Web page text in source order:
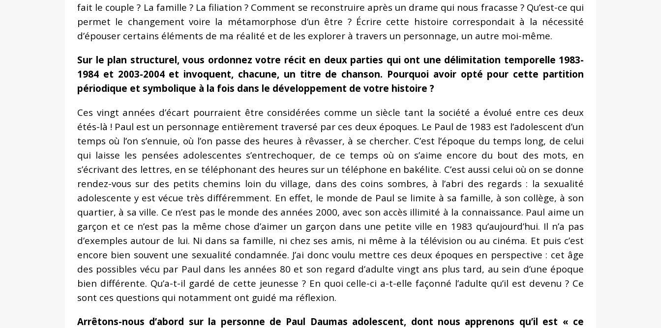
fait le couple ? La famille ? La filiation ? Comment se reconstruire après un drame qui nous fracasse ? Qu’est-ce qui
permet le changement voire la métamorphose d’un être ? Écrire cette histoire correspondait à la nécessité
d’épouser certains éléments de ma réalité et de les explorer à travers un personnage, un autre moi-même.
Sur le plan structurel, vous ordonnez votre récit en deux parties qui ont une délimitation temporelle 1983-
1984 et 2003-2004 et invoquent, chacune, un titre de chanson. Pourquoi avoir opté pour cette partition
périodique et symbolique à la fois dans le développement de votre histoire ?
Ces vingt années d’écart pourraient être considérées comme un siècle tant la société a évolué entre ces deux
étés-là ! Paul est un personnage entièrement traversé par ces deux époques. Le Paul de 1983 est l’adolescent d’un
temps où l’on s’ennuie, où l’on passe des heures à rêvasser, à se chercher. C’est l’époque du temps long, de celui
qui laisse les pensées adolescentes s’entrechoquer, de ce temps où on s’aime encore du bout des mots, en
s’écrivant des lettres, en se téléphonant des heures sur un téléphone en bakélite. C’est aussi celui où on se donne
rendez-vous sur des petits chemins loin du village, dans des coins sombres, à l’abri des regards : la sexualité
adolescente y est vécue très différemment. En effet, le monde de Paul se limite à sa famille, à son collège, à son
quartier, à sa ville. Ce n’est pas le monde des années 2000, avec son accès illimité à la connaissance. Paul aime un
garçon et ce n’est pas la même chose d’aimer un garçon dans une petite ville en 1983 qu’aujourd’hui. Il n’a pas
d’exemples autour de lui. Ni dans sa famille, ni chez ses amis, ni même à la télévision ou au cinéma. Et puis c’est
encore bien souvent une sexualité condamnée. J’ai donc voulu mettre ces deux époques en perspective : cet âge
des possibles vécu par Paul dans les années 80 et son regard d’adulte vingt ans plus tard, au sein d’une époque
bien différente. Qu’a-t-il gardé de cette jeunesse ? En quoi celle-ci a-t-elle façonné l’adulte qu’il est devenu ? Ce
sont ces questions qui notamment ont guidé ma réflexion.
Arrêtons-nous d’abord sur la personne de Paul Daumas adolescent, dont nous apprenons qu’il est « ce